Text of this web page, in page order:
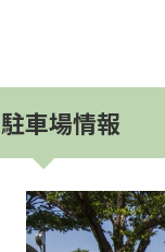
駐車場情報